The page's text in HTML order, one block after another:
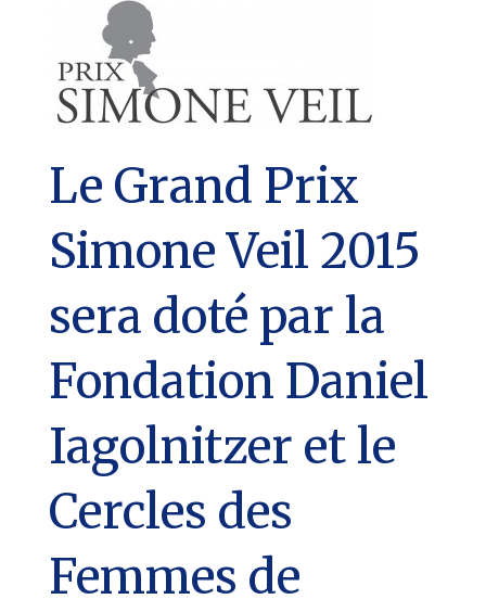
Le Grand Prix
Simone Veil 2015
sera doté par la
Fondation Daniel
Iagolnitzer et le
Cercles des
Femmes de